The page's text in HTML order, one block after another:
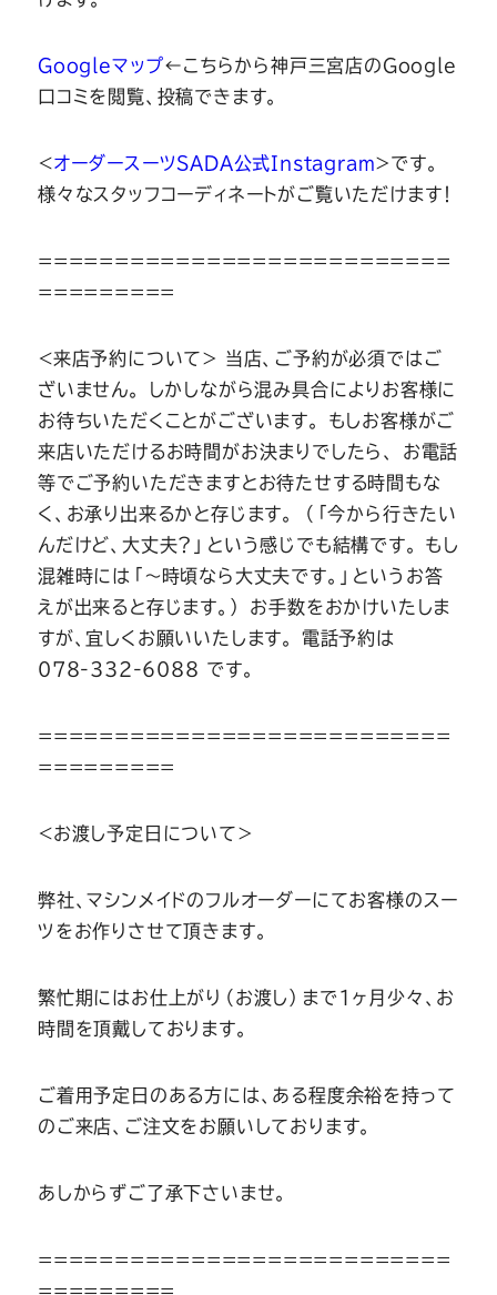
Googleマップ←こちらから神戸三宮店のGoogle
口コミを閲覧、投稿できます。
＜オーダースーツSADA公式Instagram＞です。
様々なスタッフコーディネートがご覧いただけます！
===========================
=========
＜来店予約について＞ 当店、ご予約が必須ではご
ざいません。 しかしながら混み具合によりお客様に
お待ちいただくことがございます。 もしお客様がご
来店いただけるお時間がお決まりでしたら、 お電話
等でご予約いただきますとお待たせする時間もな
く、お承り出来るかと存じます。 （「今から行きたい
んだけど、大丈夫？」という感じでも結構です。 もし
混雑時には「～時頃なら大丈夫です。」というお答
えが出来ると存じます。） お手数をおかけいたしま
すが、宜しくお願いいたします。 電話予約は
078-332-6088 です。
===========================
=========
＜お渡し予定日について＞
弊社、マシンメイドのフルオーダーにてお客様のスー
ツをお作りさせて頂きます。
繁忙期にはお仕上がり（お渡し）まで1ヶ月少々、お
時間を頂戴しております。
ご着用予定日のある方には、ある程度余裕を持って
のご来店、ご注文をお願いしております。
あしからずご了承下さいませ。
===========================
=========